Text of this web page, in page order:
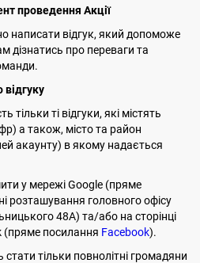
проведення Акції
написати відгук, який допоможе
дізнатись про переваги та
відгуку
тільки ті відгуки, які містять
а також, місто та район
акаунту) в якому надається
у мережі Google (пряме
розташування головного офісу
48А) та/або на сторінці
(пряме посилання Facebook).
тільки повнолітні громадяни